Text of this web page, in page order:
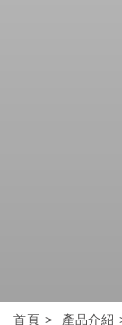
首頁 產品介紹